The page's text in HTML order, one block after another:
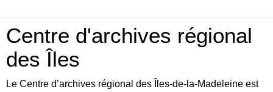
Centre d'archives régional
des Îles
Le Centre d’archives régional des Îles-de-la-Madeleine est